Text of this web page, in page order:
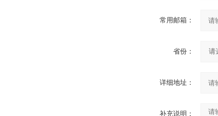
常用邮箱：
省份：
详细地址：
补充说明：